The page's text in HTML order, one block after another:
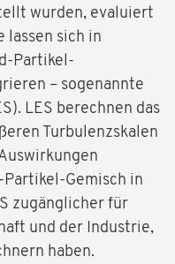
wurden, evaluiert
lassen sich in
Partikel-
– sogenannte
LES berechnen das
Turbulenzskalen
Gemisch in
zugänglicher für
und der Industrie,
haben.